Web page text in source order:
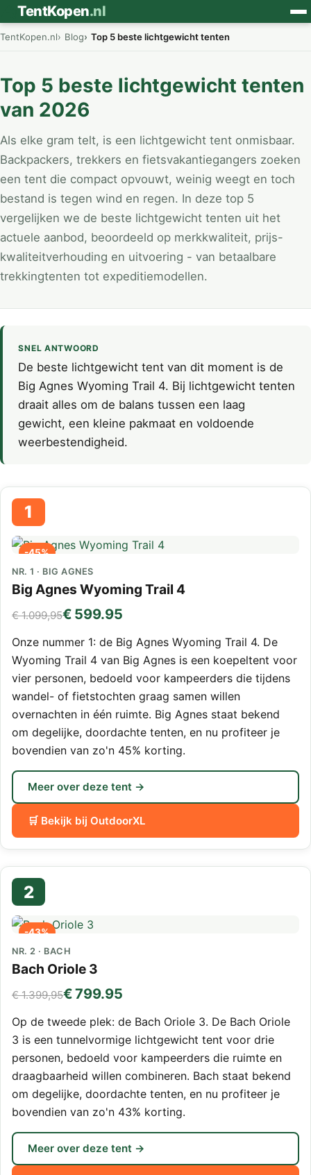
TentKopen.nl
TentKopen.nl Blog Top 5 beste lichtgewicht tenten
Top 5 beste lichtgewicht tenten
van 2026
Als elke gram telt, is een lichtgewicht tent onmisbaar.
Backpackers, trekkers en fietsvakantiegangers zoeken
een tent die compact opvouwt, weinig weegt en toch
bestand is tegen wind en regen. In deze top 5
vergelijken we de beste lichtgewicht tenten uit het
actuele aanbod, beoordeeld op merkkwaliteit, prijs-
kwaliteitverhouding en uitvoering - van betaalbare
trekkingtenten tot expeditiemodellen.
SNEL ANTWOORD
De beste lichtgewicht tent van dit moment is de
Big Agnes Wyoming Trail 4. Bij lichtgewicht tenten
draait alles om de balans tussen een laag
gewicht, een kleine pakmaat en voldoende
weerbestendigheid.
1
-45%
NR. 1 · BIG AGNES
Big Agnes Wyoming Trail 4
€ 1.099,95€ 599.95
Onze nummer 1: de Big Agnes Wyoming Trail 4. De
Wyoming Trail 4 van Big Agnes is een koepeltent voor
vier personen, bedoeld voor kampeerders die tijdens
wandel- of fietstochten graag samen willen
overnachten in één ruimte. Big Agnes staat bekend
om degelijke, doordachte tenten, en nu profiteer je
bovendien van zo'n 45% korting.
Meer over deze tent →
🛒 Bekijk bij OutdoorXL
2
-43%
NR. 2 · BACH
Bach Oriole 3
€ 1.399,95€ 799.95
Op de tweede plek: de Bach Oriole 3. De Bach Oriole
3 is een tunnelvormige lichtgewicht tent voor drie
personen, bedoeld voor kampeerders die ruimte en
draagbaarheid willen combineren. Bach staat bekend
om degelijke, doordachte tenten, en nu profiteer je
bovendien van zo'n 43% korting.
Meer over deze tent →